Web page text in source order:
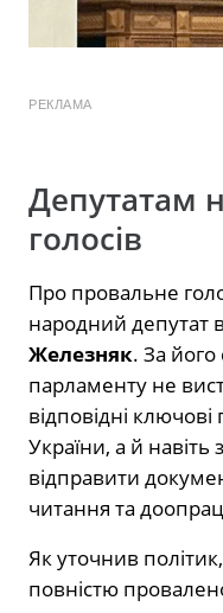
РЕКЛАМА
Депутатам
голосів
Про провальне
народний депутат
Железняк. За його
парламенту не
відповідні
України, а й
відправити
читання та
Як уточнив
повністю